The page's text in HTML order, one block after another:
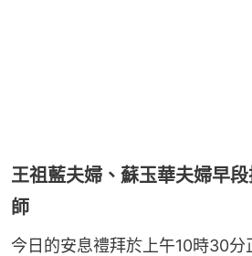
王祖藍夫婦、蘇玉華夫婦早
師
今日的安息禮拜於上午10時30分